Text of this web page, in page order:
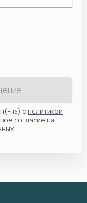
на) сполитикой
согласие на